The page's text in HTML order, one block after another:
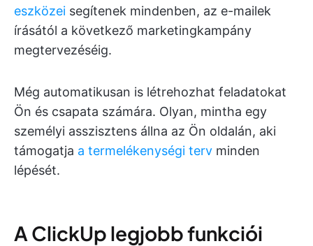
eszközei segítenek mindenben, az e-mailek
írásától a következő marketingkampány
megtervezéséig.
Még automatikusan is létrehozhat feladatokat
Ön és csapata számára. Olyan, mintha egy
személyi asszisztens állna az Ön oldalán, aki
támogatja a termelékenységi terv minden
lépését.
A ClickUp legjobb funkciói